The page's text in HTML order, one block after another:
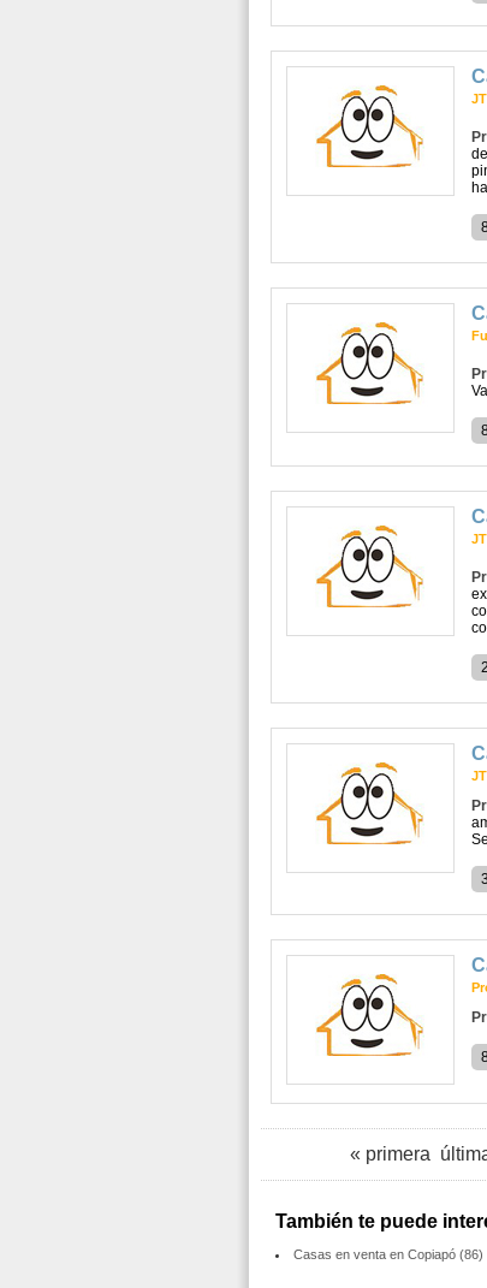
« primera
También te puede
Casas en venta en Copiapó (86)